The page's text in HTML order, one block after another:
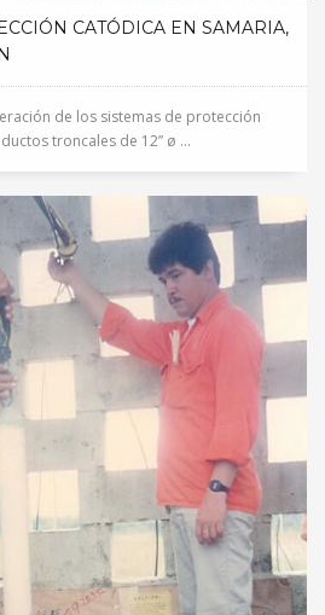
CATÓDICA EN SAMARIA,
de los sistemas de protección
troncales de 12” ø ...